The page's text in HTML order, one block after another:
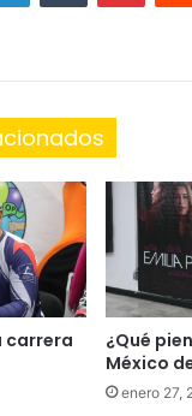
carrera
¿Qué
México
enero 27,